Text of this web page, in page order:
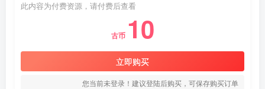
此内容为付费资源，请付费后查看
古币 10
立即购买
您当前未登录！建议登陆后购买，可保存购买订单